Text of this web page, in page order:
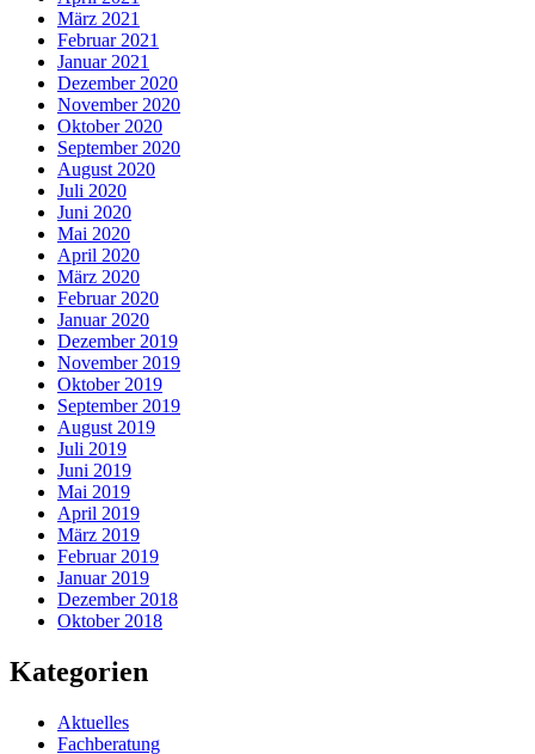
März 2021
Februar 2021
Januar 2021
Dezember 2020
November 2020
Oktober 2020
September 2020
August 2020
Juli 2020
Juni 2020
Mai 2020
April 2020
März 2020
Februar 2020
Januar 2020
Dezember 2019
November 2019
Oktober 2019
September 2019
August 2019
Juli 2019
Juni 2019
Mai 2019
April 2019
März 2019
Februar 2019
Januar 2019
Dezember 2018
Oktober 2018
Kategorien
Aktuelles
Fachberatung